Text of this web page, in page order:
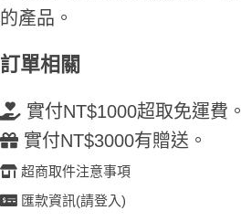
的產品。
訂單相關
實付NT$1000超取免運費。
實付NT$3000有贈送。
超商取件注意事項
匯款資訊(請登入)